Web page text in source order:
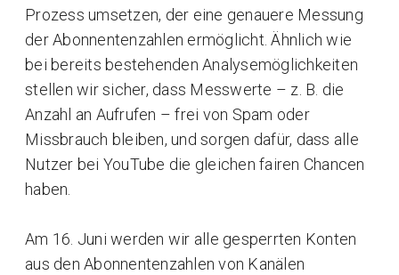
Prozess umsetzen, der eine genauere Messung
der Abonnentenzahlen ermöglicht. Ähnlich wie
bei bereits bestehenden Analysemöglichkeiten
stellen wir sicher, dass Messwerte – z. B. die
Anzahl an Aufrufen – frei von Spam oder
Missbrauch bleiben, und sorgen dafür, dass alle
Nutzer bei YouTube die gleichen fairen Chancen
haben.
Am 16. Juni werden wir alle gesperrten Konten
aus den Abonnentenzahlen von Kanälen